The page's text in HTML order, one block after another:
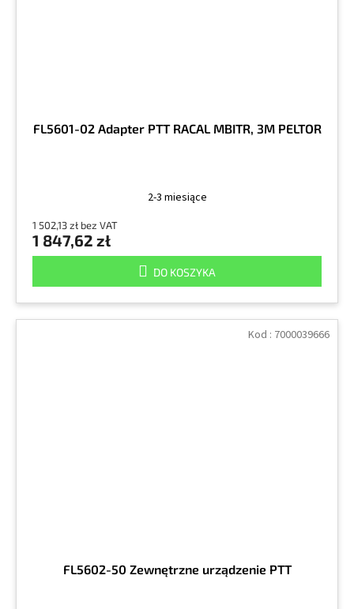
FL5601-02 Adapter PTT RACAL MBITR, 3M PELTOR
2-3 miesiące
1 502,13 zł bez VAT
1 847,62 zł
DO KOSZYKA
FL5602-50 Zewnętrzne urządzenie PTT
Kod : 7000039666